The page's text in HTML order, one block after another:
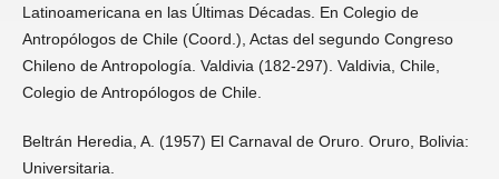
Latinoamericana en las Últimas Décadas. En Colegio de
Antropólogos de Chile (Coord.), Actas del segundo Congreso
Chileno de Antropología. Valdivia (182-297). Valdivia, Chile,
Colegio de Antropólogos de Chile.
Beltrán Heredia, A. (1957) El Carnaval de Oruro. Oruro, Bolivia:
Universitaria.